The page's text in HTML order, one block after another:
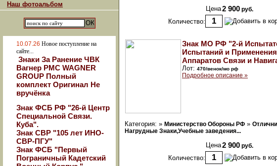
Наш фотоальбом
10.07.26 Новое поступление на
сайте...
Знаки За Ранение ЧВК
Вагнер РМС WAGNER
GROUP Полный
комплект Оригинал Не
вручёнка
Знак ФСБ РФ "26-й Центр
Специальной Связи.
Куба".
Знак СВР "105 лет ИНО-
СВР-ПГУ"
Знак ФСБ "Первый
Пограничный Кадетский
Цена2 900 руб.
Количество:
Знак МО РФ "2-й
Испытаний и
Аппаратов Связи и
Лот: 470/венок/мо рф
Подробное описание »
Категория: » Министерство Обороны РФ »
Нагрудные Знаки,Учебные заведения...
Цена2 900 руб.
Количество: